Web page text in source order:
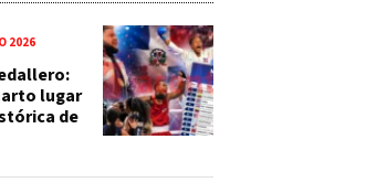
2026
lugar
de